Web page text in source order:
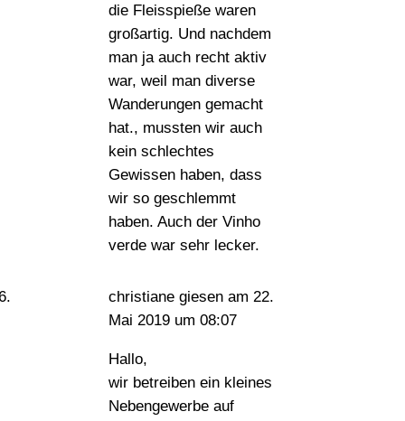
die Fleisspieße waren
großartig. Und nachdem
man ja auch recht aktiv
war, weil man diverse
Wanderungen gemacht
hat., mussten wir auch
kein schlechtes
Gewissen haben, dass
wir so geschlemmt
haben. Auch der Vinho
verde war sehr lecker.
christiane giesen am 22.
Mai 2019 um 08:07
Hallo,
wir betreiben ein kleines
Nebengewerbe auf